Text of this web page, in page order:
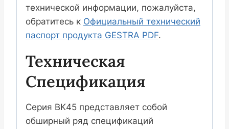
технической информации, пожалуйста,
обратитесь к Официальный технический
паспорт продукта GESTRA PDF.
Техническая
Спецификация
Серия BK45 представляет собой
обширный ряд спецификаций